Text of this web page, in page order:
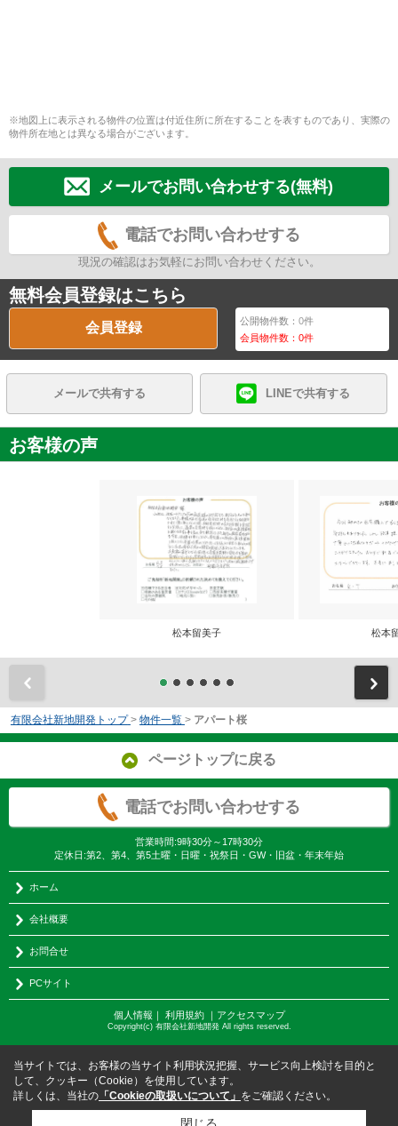
※地図上に表示される物件の位置は付近住所に所在することを表すものであり、実際の
物件所在地とは異なる場合がございます。
メールでお問い合わせする(無料)
電話でお問い合わせする
現況の確認はお気軽にお問い合わせください。
無料会員登録はこちら
会員登録 公開物件数：0件
会員物件数：0件
メールで共有する LINEで共有する
お客様の声
松本留美子 松本
有限会社新地開発トップ > 物件一覧 > アパート桜
ページトップに戻る
電話でお問い合わせする
営業時間:9時30分～17時30分
定休日:第2、第4、第5土曜・日曜・祝祭日・GW・旧盆・年末年始
ホーム
会社概要
お問合せ
PCサイト
個人情報 利用規約｜ アクセスマップ
Copyright(c) 有限会社新地開発 All rights reserved.
当サイトでは、お客様の当サイト利用状況把握、サービス向上検討を目的と
して、クッキー（Cookie）を使用しています。
詳しくは、当社の 「Cookieの取扱いについて」 をご確認ください。